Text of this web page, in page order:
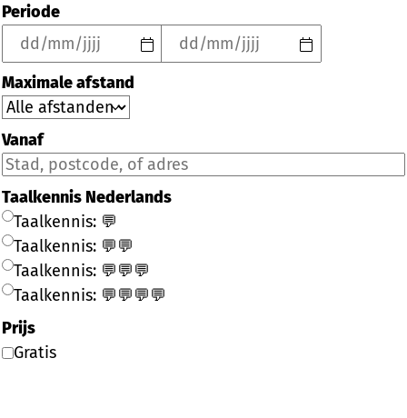
Periode
Maximale afstand
Vanaf
Taalkennis Nederlands
Taalkennis: 💬
Taalkennis: 💬💬
Taalkennis: 💬💬💬
Taalkennis: 💬💬💬💬
Prijs
Gratis